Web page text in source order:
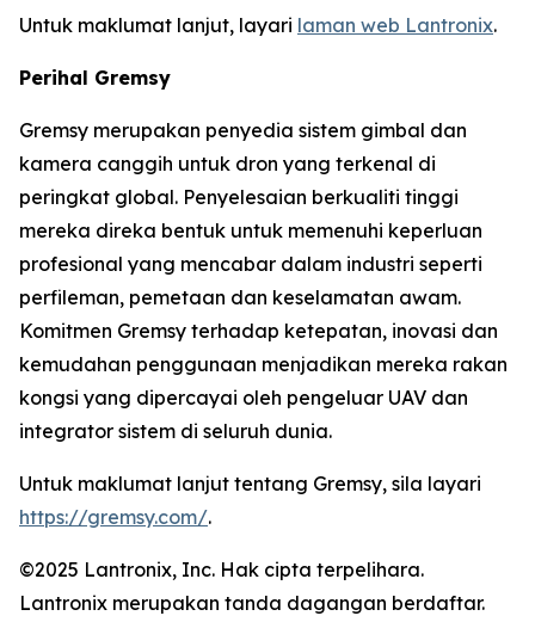
Untuk maklumat lanjut, layari laman web Lantronix.
Perihal Gremsy
Gremsy merupakan penyedia sistem gimbal dan
kamera canggih untuk dron yang terkenal di
peringkat global. Penyelesaian berkualiti tinggi
mereka direka bentuk untuk memenuhi keperluan
profesional yang mencabar dalam industri seperti
perfileman, pemetaan dan keselamatan awam.
Komitmen Gremsy terhadap ketepatan, inovasi dan
kemudahan penggunaan menjadikan mereka rakan
kongsi yang dipercayai oleh pengeluar UAV dan
integrator sistem di seluruh dunia.
Untuk maklumat lanjut tentang Gremsy, sila layari
https://gremsy.com/.
©2025 Lantronix, Inc. Hak cipta terpelihara.
Lantronix merupakan tanda dagangan berdaftar.